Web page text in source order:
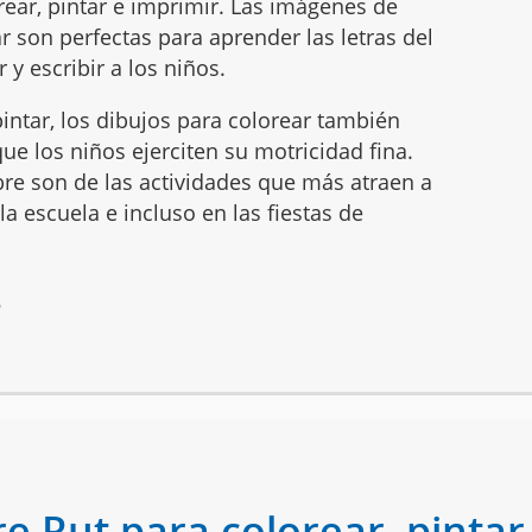
pintar e imprimir. Las imágenes de
perfectas para aprender las letras del
y escribir a los niños.
los dibujos para colorear también
los niños ejerciten su motricidad fina.
son de las actividades que más atraen a
escuela e incluso en las fiestas de